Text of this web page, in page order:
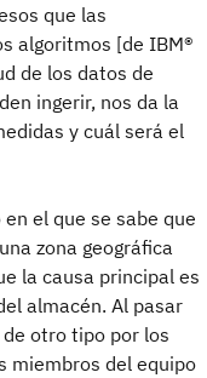
que las
algoritmos [de IBM®
de los datos de
ingerir, nos da la
y cuál será el
el que se sabe que
zona geográfica
la causa principal es
almacén. Al pasar
de otro tipo por los
miembros del equipo